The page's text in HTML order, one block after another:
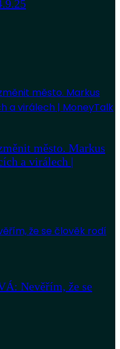
město. Markus
a virálech |
Nevěřím, že se